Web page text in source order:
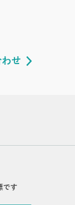
せ
です